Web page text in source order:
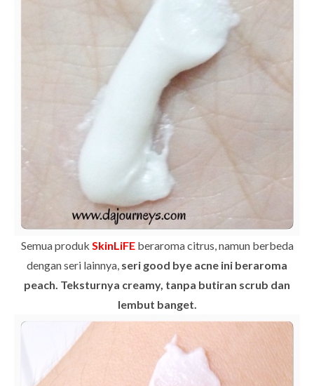
Semua produk SkinLiFE beraroma citrus, namun berbeda
dengan seri lainnya, seri good bye acne ini beraroma
peach. Teksturnya creamy, tanpa butiran scrub dan
lembut banget.